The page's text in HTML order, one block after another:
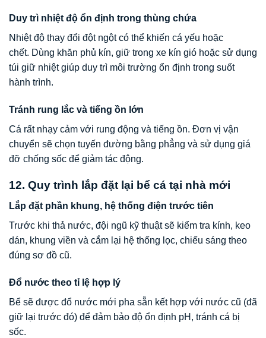
Duy trì nhiệt độ ổn định trong thùng chứa
Nhiệt độ thay đổi đột ngột có thể khiến cá yếu hoặc
chết. Dùng khăn phủ kín, giữ trong xe kín gió hoặc sử dụng
túi giữ nhiệt giúp duy trì môi trường ổn định trong suốt
hành trình.
Tránh rung lắc và tiếng ồn lớn
Cá rất nhạy cảm với rung động và tiếng ồn. Đơn vị vận
chuyển sẽ chọn tuyến đường bằng phẳng và sử dụng giá
đỡ chống sốc để giảm tác động.
12. Quy trình lắp đặt lại bể cá tại nhà mới
Lắp đặt phần khung, hệ thống điện trước tiên
Trước khi thả nước, đội ngũ kỹ thuật sẽ kiểm tra kính, keo
dán, khung viền và cắm lại hệ thống lọc, chiếu sáng theo
đúng sơ đồ cũ.
Đổ nước theo tỉ lệ hợp lý
Bể sẽ được đổ nước mới pha sẵn kết hợp với nước cũ (đã
giữ lại trước đó) để đảm bảo độ ổn định pH, tránh cá bị
sốc.